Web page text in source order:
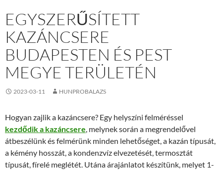
EGYSZERŰSÍTETT
KAZÁNCSERE
BUDAPESTEN ÉS PEST
MEGYE TERÜLETÉN
2023-03-11 HUNPROBALAZS
Hogyan zajlik a kazáncsere? Egy helyszíni felméréssel
kezdődik a kazáncsere, melynek során a megrendelővel
átbeszélünk és felmérünk minden lehetőséget, a kazán típusát,
a kémény hosszát, a kondenzvíz elvezetését, termosztát
típusát, fírelé meglétét. Utána árajánlatot készítünk, melyet 1-